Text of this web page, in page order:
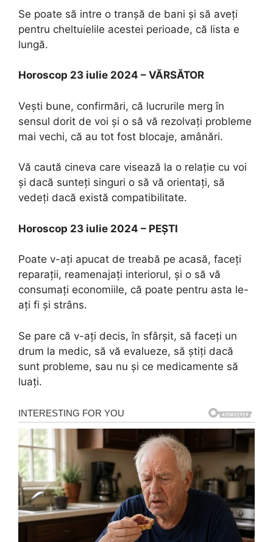
Se poate să intre o tranșă de bani și să aveți
pentru cheltuielile acestei perioade, că lista e
lungă.
Horoscop 23 iulie 2024 – VĂRSĂTOR
Vești bune, confirmări, că lucrurile merg în
sensul dorit de voi și o să vă rezolvați probleme
mai vechi, că au tot fost blocaje, amânări.
Vă caută cineva care visează la o relație cu voi
și dacă sunteți singuri o să vă orientați, să
vedeți dacă există compatibilitate.
Horoscop 23 iulie 2024 – PEȘTI
Poate v-ați apucat de treabă pe acasă, faceți
reparații, reamenajați interiorul, și o să vă
consumați economiile, că poate pentru asta le-
ați fi și strâns.
Se pare că v-ați decis, în sfârșit, să faceți un
drum la medic, să vă evalueze, să știți dacă
sunt probleme, sau nu și ce medicamente să
luați.